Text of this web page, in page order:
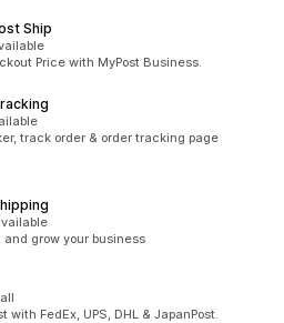
Ship
Price with MyPost Business.
track order & order tracking page
grow your business
with FedEx, UPS, DHL & JapanPost.